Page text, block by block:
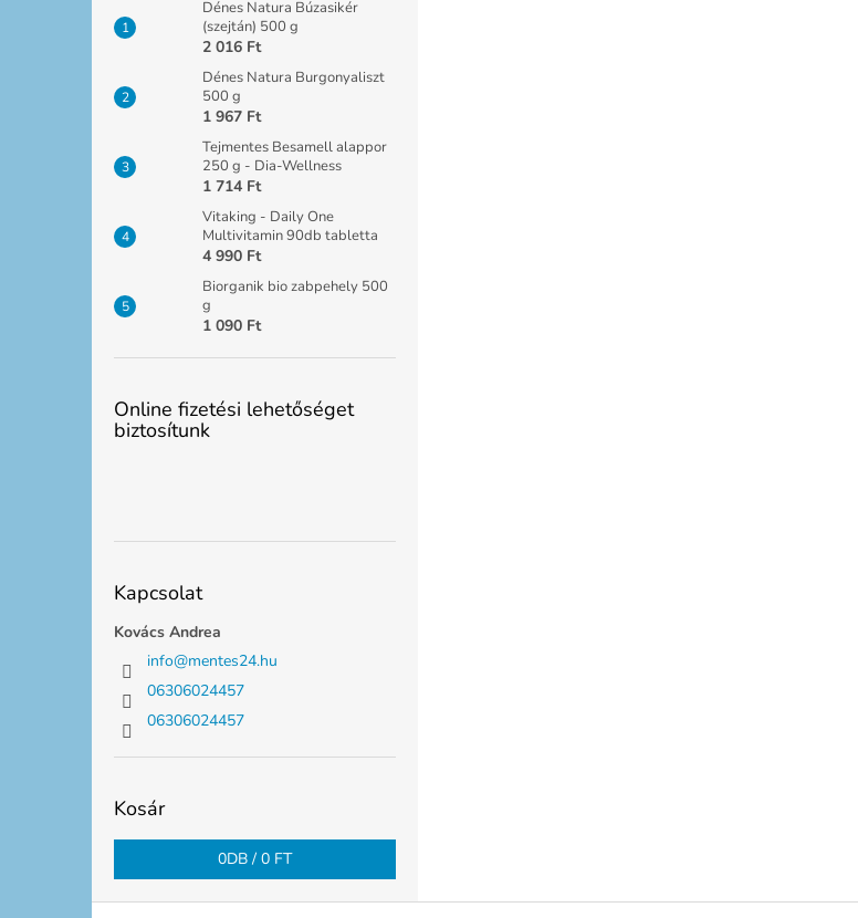
Dénes Natura Búzasikér
(szejtán) 500 g
2 016 Ft
Dénes Natura Burgonyaliszt
500 g
1 967 Ft
Tejmentes Besamell alappor
250 g - Dia-Wellness
1 714 Ft
Vitaking - Daily One
Multivitamin 90db tabletta
4 990 Ft
Biorganik bio zabpehely 500
g
1 090 Ft
Online fizetési lehetőséget
biztosítunk
Kapcsolat
Kovács Andrea
info@mentes24.hu
06306024457
06306024457
Kosár
0DB / 0 FT